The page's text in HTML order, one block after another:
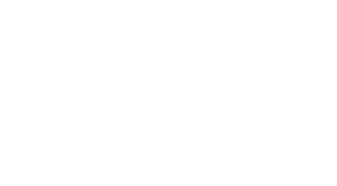
sociales
que dicen que la desigualdad entre hombres y
la ciudadanía en igualdad de condiciones de